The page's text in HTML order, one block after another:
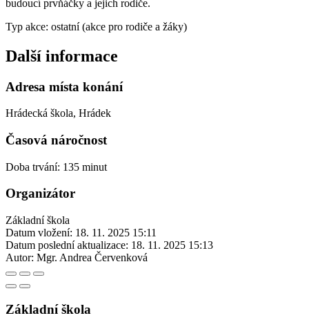
budoucí prvňáčky a jejich rodiče.
Typ akce: ostatní (akce pro rodiče a žáky)
Další informace
Adresa místa konání
Hrádecká škola, Hrádek
Časová náročnost
Doba trvání: 135 minut
Organizátor
Základní škola
Datum vložení: 18. 11. 2025 15:11
Datum poslední aktualizace: 18. 11. 2025 15:13
Autor: Mgr. Andrea Červenková
Základní škola